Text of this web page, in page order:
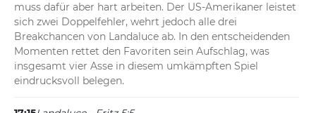
muss dafür aber hart arbeiten. Der US-Amerikaner leistet
sich zwei Doppelfehler, wehrt jedoch alle drei
Breakchancen von Landaluce ab. In den entscheidenden
Momenten rettet den Favoriten sein Aufschlag, was
insgesamt vier Asse in diesem umkämpften Spiel
eindrucksvoll belegen.